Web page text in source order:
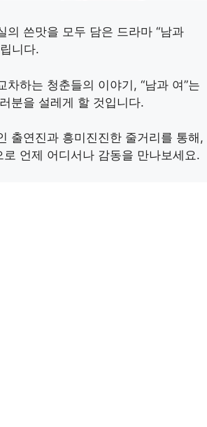
의 쓴맛을 모두 담은 드라마 “남과
니다.
차하는 청춘들의 이야기, “남과 여”는
분을 설레게 할 것입니다.
출연진과 흥미진진한 줄거리를 통해,
언제 어디서나 감동을 만나보세요.